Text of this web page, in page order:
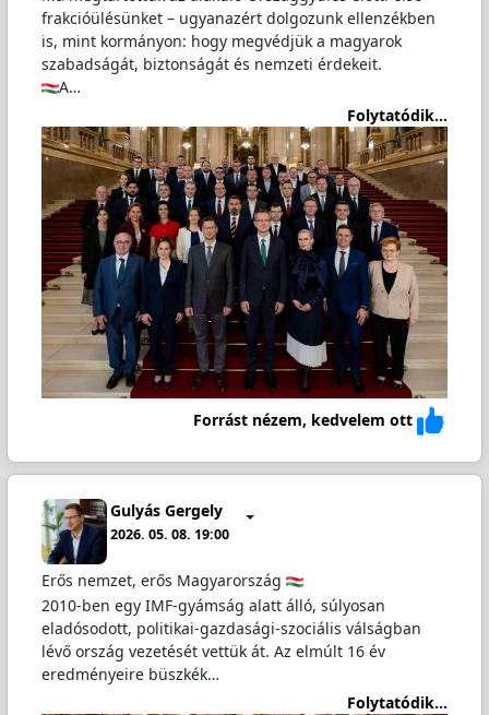
frakcióülésünket – ugyanazért dolgozunk ellenzékben
is, mint kormányon: hogy megvédjük a magyarok
szabadságát, biztonságát és nemzeti érdekeit.
A…
Folytatódik...
Forrást nézem, kedvelem ott
Gulyás Gergely
2026. 05. 08. 19:00
Erős nemzet, erős Magyarország
2010-ben egy IMF-gyámság alatt álló, súlyosan
eladósodott, politikai-gazdasági-szociális válságban
lévő ország vezetését vettük át. Az elmúlt 16 év
eredményeire büszkék…
Folytatódik...